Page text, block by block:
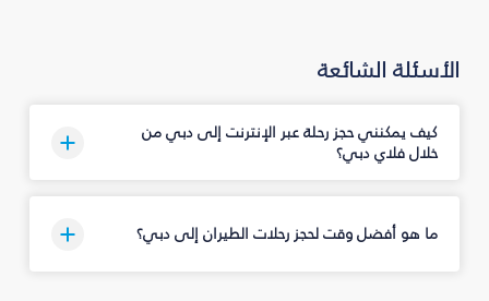
الأسئلة الشائعة
كيف يمكنني حجز رحلة عبر الإنترنت إلى دبي من
خلال فلاي دبي؟
ما هو أفضل وقت لحجز رحلات الطيران إلى دبي؟